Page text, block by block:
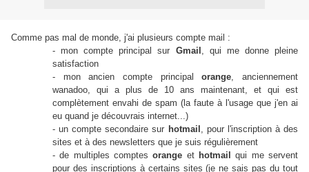
Comme pas mal de monde, j'ai plusieurs compte mail :
- mon compte principal sur Gmail , qui me donne pleine
satisfaction
- mon ancien compte principalorange, anciennement
wanadoo, qui a plus de 10 ans maintenant, et qui est
complètement envahi de spam (la faute à l'usage que j'en ai
eu quand je découvrais internet...)
- un compte secondaire sur hotmail , pour l'inscription à des
sites et à des newsletters que je suis régulièrement
- de multiples comptesorange et hotmail
qui me servent
pour des inscriptions à certains sites (je ne sais pas du tout